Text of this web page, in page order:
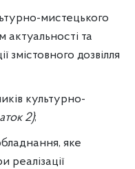
мистецького
актуальності та
змістовного дозвілля
культурно-
2);
яке
реалізації